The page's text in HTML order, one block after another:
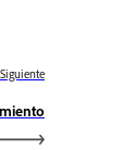
Siguiente